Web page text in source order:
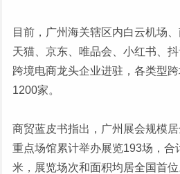
目前，广州海关辖区内白云机场
天猫、京东、唯品会、小红书、
跨境电商龙头企业进驻，各类型
1200家。
商贸蓝皮书指出，广州展会规模
重点场馆累计举办展览193场，合
米，展览场次和面积均居全国首